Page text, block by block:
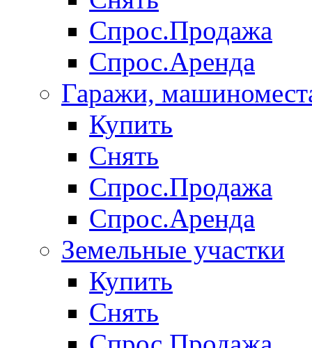
Спрос.Продажа
Спрос.Аренда
Гаражи,
Купить
Снять
Спрос.Продажа
Спрос.Аренда
Земельные участки
Купить
Снять